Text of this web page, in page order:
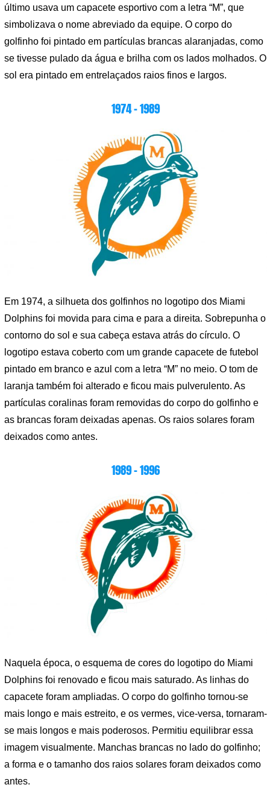
último usava um capacete esportivo com a letra “M”, que
simbolizava o nome abreviado da equipe. O corpo do
golfinho foi pintado em partículas brancas alaranjadas, como
se tivesse pulado da água e brilha com os lados molhados. O
sol era pintado em entrelaçados raios finos e largos.
1974 – 1989
Em 1974, a silhueta dos golfinhos no logotipo dos Miami
Dolphins foi movida para cima e para a direita. Sobrepunha o
contorno do sol e sua cabeça estava atrás do círculo. O
logotipo estava coberto com um grande capacete de futebol
pintado em branco e azul com a letra “M” no meio. O tom de
laranja também foi alterado e ficou mais pulverulento. As
partículas coralinas foram removidas do corpo do golfinho e
as brancas foram deixadas apenas. Os raios solares foram
deixados como antes.
1989 – 1996
Naquela época, o esquema de cores do logotipo do Miami
Dolphins foi renovado e ficou mais saturado. As linhas do
capacete foram ampliadas. O corpo do golfinho tornou-se
mais longo e mais estreito, e os vermes, vice-versa, tornaram-
se mais longos e mais poderosos. Permitiu equilibrar essa
imagem visualmente. Manchas brancas no lado do golfinho;
a forma e o tamanho dos raios solares foram deixados como
antes.